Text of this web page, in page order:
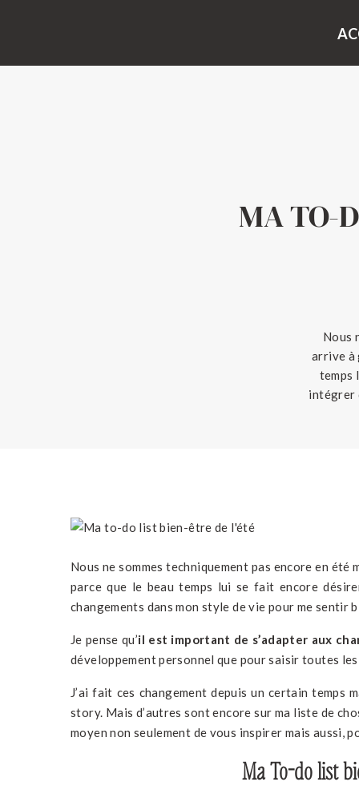
MA TO-
Nous
arrive à
temps
intégrer
Nous ne sommes techniquement pas encore en
parce que le beau temps lui se fait encore
changements dans mon style de vie pour me sentir
Je pense qu’il est important de s’adapter aux
développement personnel que pour saisir toutes
J’ai fait ces changement depuis un certain temps
story. Mais d’autres sont encore sur ma liste de
moyen non seulement de vous inspirer mais aussi,
Ma To-do list